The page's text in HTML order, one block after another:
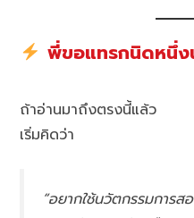
พี่ขอแทรกนิดหนึ่ง
ถ้าอ่านมาถึงตรงนี้แล้ว
เริ่มคิดว่า
“อยากใช้นวัตกรรมการส